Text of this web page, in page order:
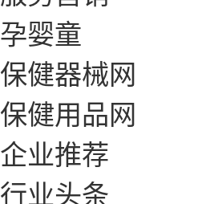
孕婴童
保健器械网
保健用品网
企业推荐
行业头条